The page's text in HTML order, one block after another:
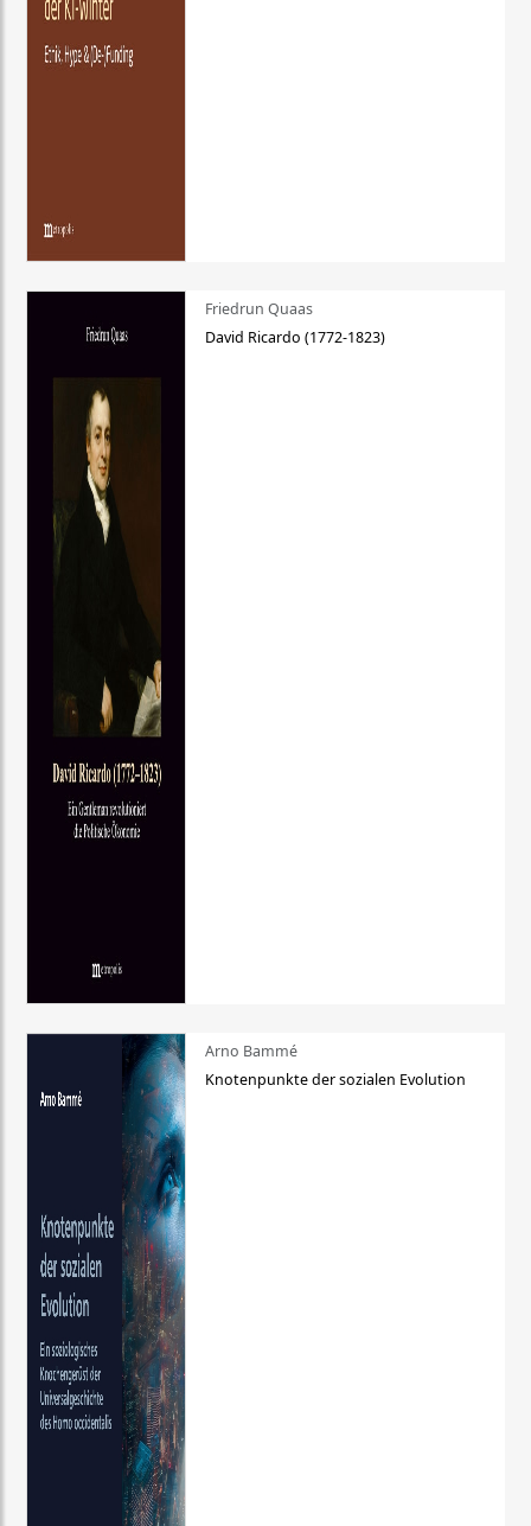
Friedrun Quaas
David Ricardo (1772-1823)
Arno Bammé
Knotenpunkte der sozialen Evolution